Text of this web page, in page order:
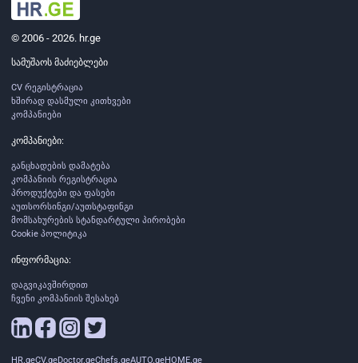
© 2006 - 2026. hr.ge
სამუშაოს მაძიებლები
CV რეგისტრაცია
ხშირად დასმული კითხვები
კომპანიები
კომპანიები:
განცხადების დამატება
კომპანიის რეგისტრაცია
პროდუქტები და ფასები
აუთსორსინგი/აუთსტაფინგი
მომსახურების სტანდარტული პირობები
Cookie პოლიტიკა
ინფორმაცია:
დაგვიკავშირდით
ჩვენი კომპანიის შესახებ
HR.geCV.geDoctor.geChefs.geAUTO.geHOME.ge